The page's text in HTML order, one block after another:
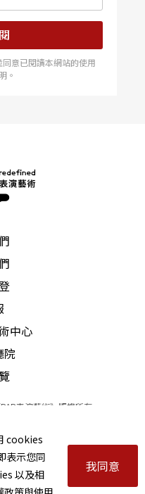
意已閱讀本網站的使用
。
中心
院
表演藝術》版權所有
All Rights Reserved
00973926
應以主辦單位公告為準。
明｜著作權聲明
cookies
表示您同
以及相
我同意